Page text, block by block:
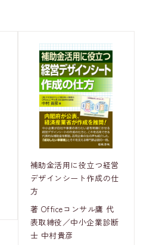
補助金活用に役立つ経営
デザインシート作成の仕
方
著 Officeコンサル鷹 代
表取締役／中小企業診断
士 中村貴彦